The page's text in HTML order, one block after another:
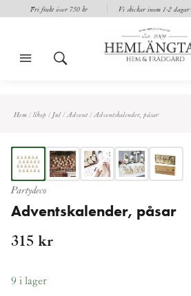
Fri frakt över 750 kr Vi skickar inom 1-2 dagar
m s
Hem / Shop / Jul/ Advent / Adventskalender, påsar
Partydeco
Adventskalender, påsar
315 kr
9 i lager